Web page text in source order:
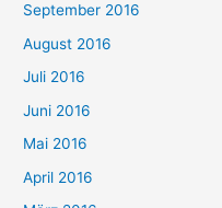
September 2016
August 2016
Juli 2016
Juni 2016
Mai 2016
April 2016